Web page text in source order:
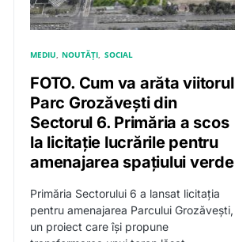
MEDIU NOUTĂȚI SOCIAL
FOTO. Cum va arăta viitorul
Parc Grozăvești din
Sectorul 6. Primăria a scos
la licitație lucrările pentru
amenajarea spațiului verde
Primăria Sectorului 6 a lansat licitația
pentru amenajarea Parcului Grozăvești,
un proiect care își propune